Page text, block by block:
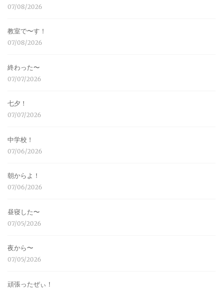
07/08/2026
教室で〜す！
07/08/2026
終わった〜
07/07/2026
七夕！
07/07/2026
中学校！
07/06/2026
朝からよ！
07/06/2026
昼寝した〜
07/05/2026
夜から〜
07/05/2026
頑張ったぜぃ！